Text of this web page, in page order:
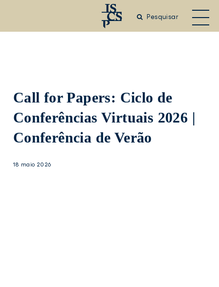
Pesquisar
Call for Papers: Ciclo de
Conferências Virtuais 2026 |
Conferência de Verão
18 maio 2026